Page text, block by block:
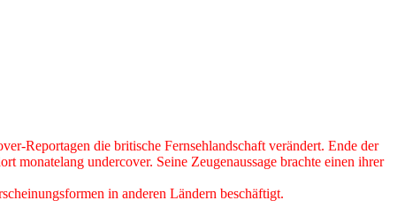
Reportagen die britische Fernsehlandschaft verändert. Ende der
monatelang undercover. Seine Zeugenaussage brachte einen ihrer
in anderen Ländern beschäftigt.